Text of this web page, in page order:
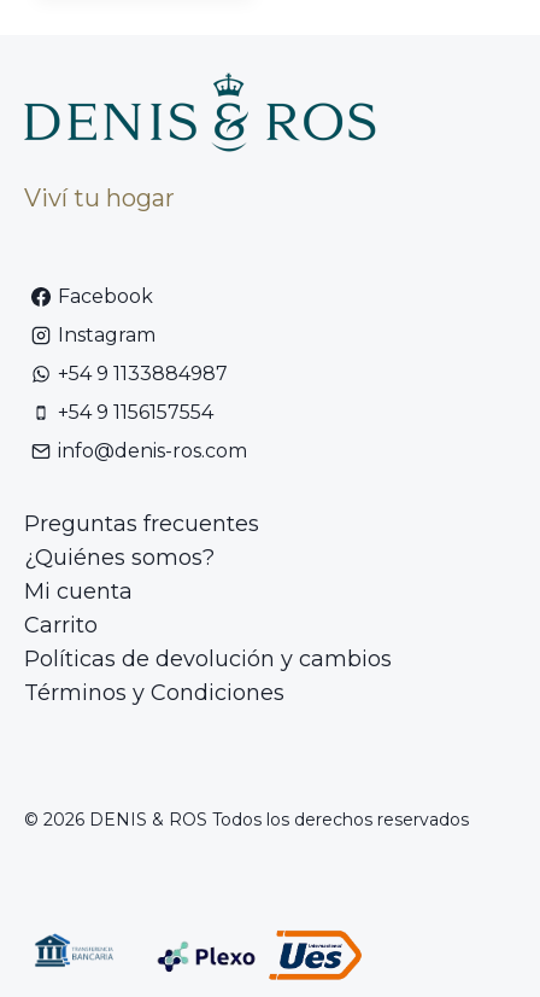
Viví tu hogar
Facebook
Instagram
+54 9 1133884987
+54 9 1156157554
info@denis-ros.com
Preguntas frecuentes
¿Quiénes somos?
Mi cuenta
Carrito
Políticas de devolución y cambios
Términos y Condiciones
© 2026 DENIS & ROS Todos los derechos reservados